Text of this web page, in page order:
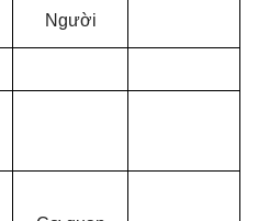
Người